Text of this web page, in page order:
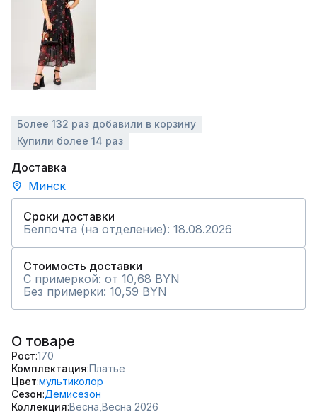
Более 132 раз добавили в корзину
Купили более 14 раз
Доставка
Минск
Сроки доставки
Белпочта (на отделение): 18.08.2026
Стоимость доставки
С примеркой: от 10,68 BYN
Без примерки: 10,59 BYN
О товаре
Рост 170
Комплектация Платье
Цвет мультиколор
Сезон Демисезон
Коллекция Весна, Весна 2026